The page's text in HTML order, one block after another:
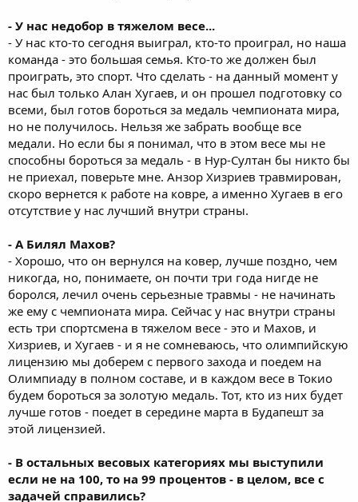
- У нас недобор в тяжелом весе...
- У нас кто-то сегодня выиграл, кто-то проиграл, но наша
команда - это большая семья. Кто-то же должен был
проиграть, это спорт. Что сделать - на данный момент у
нас был только Алан Хугаев, и он прошел подготовку со
всеми, был готов бороться за медаль чемпионата мира,
но не получилось. Нельзя же забрать вообще все
медали. Но если бы я понимал, что в этом весе мы не
способны бороться за медаль - в Нур-Султан бы никто бы
не приехал, поверьте мне. Анзор Хизриев травмирован,
скоро вернется к работе на ковре, а именно Хугаев в его
отсутствие у нас лучший внутри страны.
- А Билял Махов?
- Хорошо, что он вернулся на ковер, лучше поздно, чем
никогда, но, понимаете, он почти три года нигде не
боролся, лечил очень серьезные травмы - не начинать
же ему с чемпионата мира. Сейчас у нас внутри страны
есть три спортсмена в тяжелом весе - это и Махов, и
Хизриев, и Хугаев - и я не сомневаюсь, что олимпийскую
лицензию мы доберем с первого захода и поедем на
Олимпиаду в полном составе, и в каждом весе в Токио
будем бороться за золотую медаль. Тот, кто из них будет
лучше готов - поедет в середине марта в Будапешт за
этой лицензией.
- В остальных весовых категориях мы выступили
если не на 100, то на 99 процентов - в целом, все с
задачей справились?